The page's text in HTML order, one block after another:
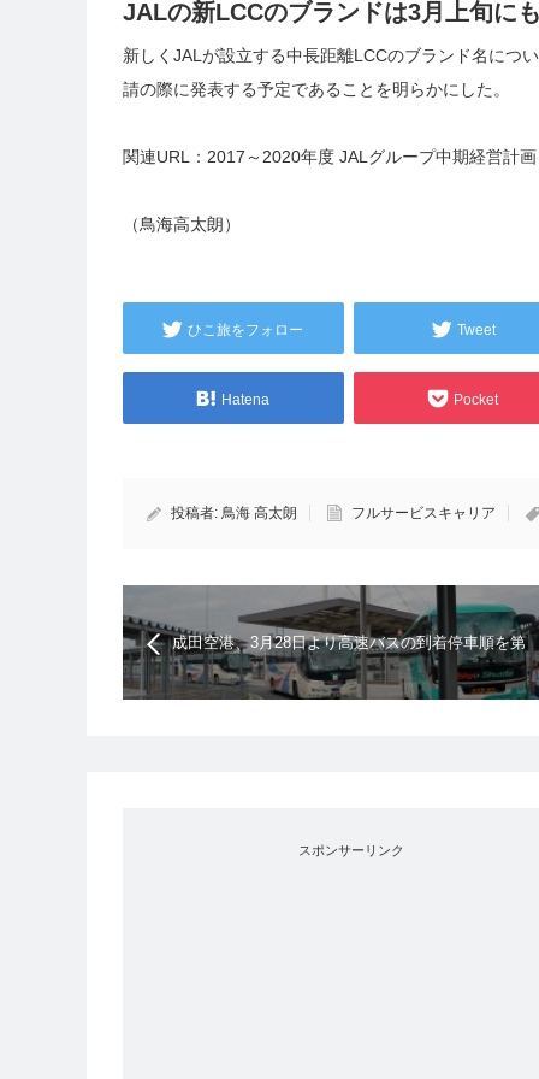
JALの新LCCのブランドは3月上旬に
新しくJALが設立する中長距離LCCのブランド名につ
請の際に発表する予定であることを明らかにした。
関連URL： 2017～2020年度 JALグループ中期経営計
（鳥海高太朗）
ひこ旅をフォロー Tweet
Hatena Pocket
投稿者: 鳥海 高太朗 フルサービスキャリア
成田空港、3月28日より高速バスの到着停車順を第
3ターミナル→第2ターミナル→第1ターミナルの順
に変更
スポンサーリンク